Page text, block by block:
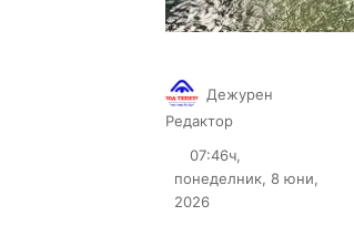
Дежурен
Редактор
07:46ч,
понеделник, 8 юни,
2026